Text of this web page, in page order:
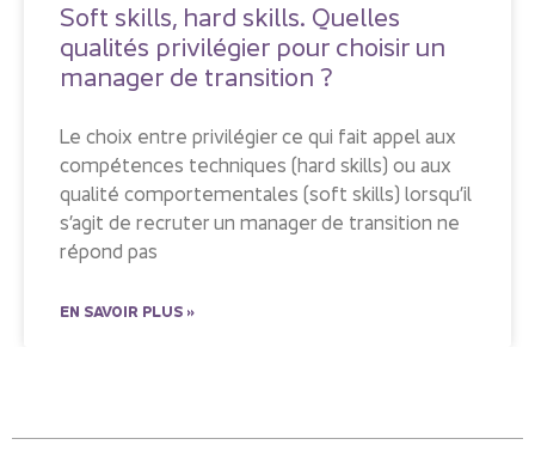
Soft skills, hard skills. Quelles
qualités privilégier pour choisir un
manager de transition ?
Le choix entre privilégier ce qui fait appel aux
compétences techniques (hard skills) ou aux
qualité comportementales (soft skills) lorsqu’il
s’agit de recruter un manager de transition ne
répond pas
EN SAVOIR PLUS »